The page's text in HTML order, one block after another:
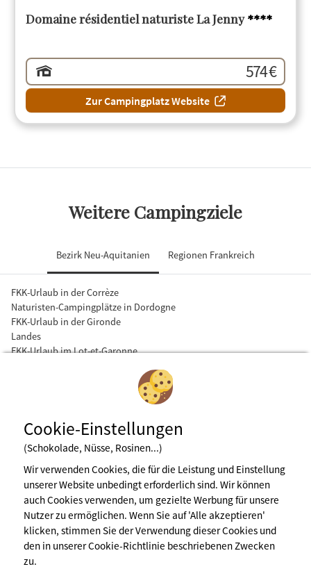
Domaine résidentiel naturiste La Jenny****
574 €
Zur Campingplatz Website
Weitere Campingziele
Bezirk Neu-Aquitanien Regionen Frankreich
FKK-Urlaub in der Corrèze
Naturisten-Campingplätze in Dordogne
FKK-Urlaub in der Gironde
Landes
FKK-Urlaub im Lot-et-Garonne
Newsletter abonnieren
Impressum
Nutzungsbedingungen
Cookie-Einstellungen
(Schokolade, Nüsse, Rosinen...)
Wir verwenden Cookies, die für die Leistung und Einstellung
unserer Website unbedingt erforderlich sind. Wir können
auch Cookies verwenden, um gezielte Werbung für unsere
Nutzer zu ermöglichen. Wenn Sie auf 'Alle akzeptieren'
klicken, stimmen Sie der Verwendung dieser Cookies und
den in unserer Cookie-Richtlinie beschriebenen Zwecken
zu.